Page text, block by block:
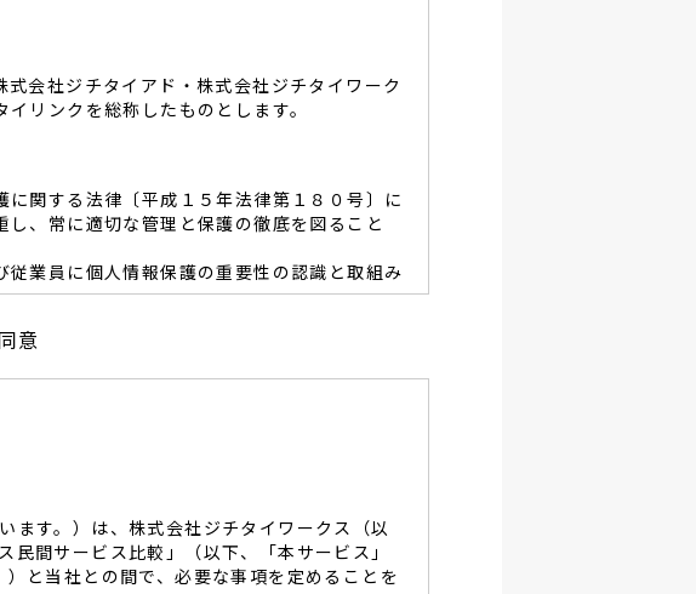
会社ジチタイアド・株式会社ジチタイワーク
リンクを総称したものとします。
関する法律〔平成１５年法律第１８０号〕に
、常に適切な管理と保護の徹底を図ること
業員に個人情報保護の重要性の認識と取組み
本ポリシーの内容を適宜見直し、その改善と
ます。
アクセス・紛失・破壊・改竄・漏洩等に対す
。
組織体制を整備し、役員及び従業員に徹底致
意
ます。）は、株式会社ジチタイワークス（以
間サービス比較」（以下、「本サービス」
と当社との間で、必要な事項を定めることを